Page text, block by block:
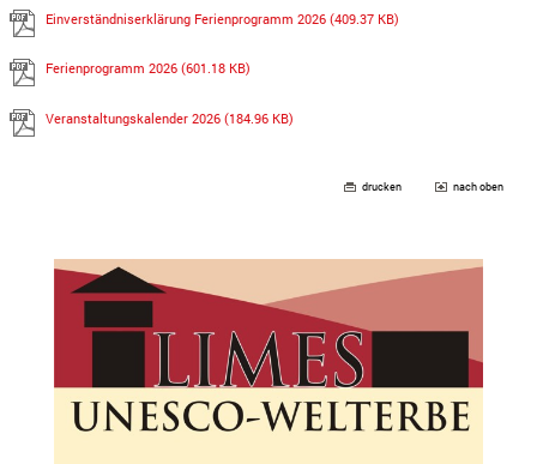
Einverständniserklärung Ferienprogramm 2026(409.37 KB)
Ferienprogramm 2026(601.18 KB)
Veranstaltungskalender 2026(184.96 KB)
drucken nach oben